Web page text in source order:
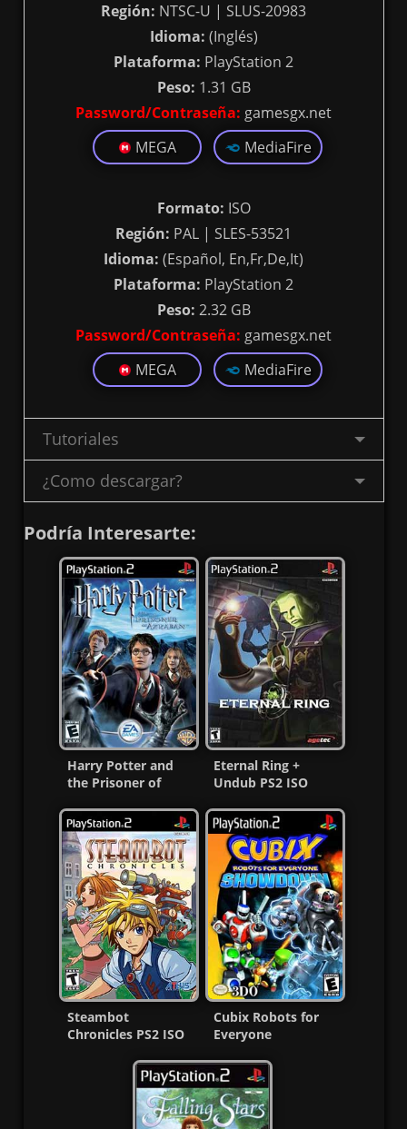
Región: NTSC-U | SLUS-20983
Idioma: (Inglés)
Plataforma: PlayStation 2
Peso: 1.31 GB
Password/Contraseña: gamesgx.net
MEGA
MediaFire
Formato: ISO
Región: PAL | SLES-53521
Idioma: (Español, En,Fr,De,It)
Plataforma: PlayStation 2
Peso: 2.32 GB
Password/Contraseña: gamesgx.net
MEGA
MediaFire
Tutoriales
¿Como descargar?
Podría Interesarte:
Harry Potter and
the Prisoner of
Ntsc-Pal
Eternal Ring +
Undub PS2 ISO
Steambot
Chronicles PS2 ISO
Cubix Robots for
Everyone
[Ntsc] [MF]